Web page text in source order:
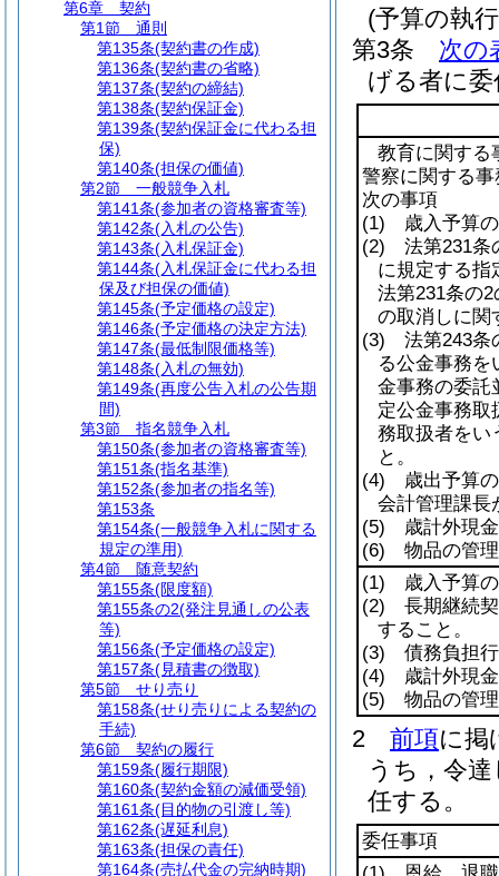
(予算の執
第3条
次の
げる者に
教育に関する
警察に関する事
次の事項
(1) 歳入予算の
(2) 法第231条
に規定する指
法第231条の
の取消しに関
(3) 法第243条
る公金事務を
金事務の委託
定公金事務取
務取扱者をい
と。
(4) 歳出予算
会計管理課長
(5) 歳計外現金
(6) 物品の管理
(1) 歳入予算の
(2) 長期継続
すること。
(3) 債務負担行
(4) 歳計外現金
(5) 物品の管理
2 前項に掲
うち，令
任する。
委任事項
第6章
契約
第1節
通則
第135条(契約書の作成)
第136条(契約書の省略)
第137条(契約の締結)
第138条(契約保証金)
第139条(契約保証金に代わる担
保)
第140条(担保の価値)
第2節
一般競争入札
第141条(参加者の資格審査等)
第142条(入札の公告)
第143条(入札保証金)
第144条(入札保証金に代わる担
保及び担保の価値)
第145条(予定価格の設定)
第146条(予定価格の決定方法)
第147条(最低制限価格等)
第148条(入札の無効)
第149条(再度公告入札の公告期
間)
第3節
指名競争入札
第150条(参加者の資格審査等)
第151条(指名基準)
第152条(参加者の指名等)
第153条
第154条(一般競争入札に関する
規定の準用)
第4節
随意契約
第155条(限度額)
第155条の2(発注見通しの公表
等)
第156条(予定価格の設定)
第157条(見積書の徴取)
第5節
せり売り
第158条(せり売りによる契約の
手続)
第6節
契約の履行
第159条(履行期限)
第160条(契約金額の減価受領)
第161条(目的物の引渡し等)
第162条(遅延利息)
第163条(担保の責任)
第164条(売払代金の完納時期)